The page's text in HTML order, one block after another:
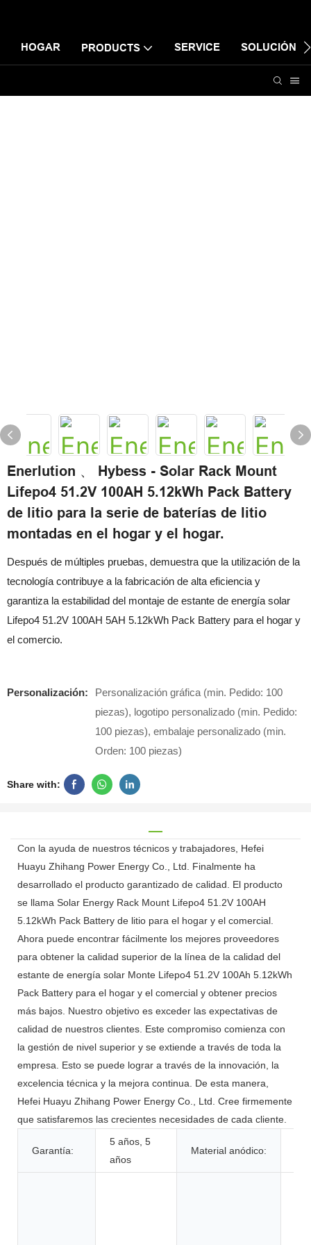
HOGAR PRODUCTS SERVICE SOLUCIÓN
Enerlution 、 Hybess - Solar Rack Mount
Lifepo4 51.2V 100AH ​​5.12kWh Pack Battery
de litio para la serie de baterías de litio
montadas en el hogar y el hogar.
Después de múltiples pruebas, demuestra que la utilización de la
tecnología contribuye a la fabricación de alta eficiencia y
garantiza la estabilidad del montaje de estante de energía solar
Lifepo4 51.2V 100AH ​​5AH 5.12kWh Pack Battery para el hogar y
el comercio.
Personalización:
Personalización gráfica (min. Pedido: 100
piezas), logotipo personalizado (min. Pedido:
100 piezas), embalaje personalizado (min.
Orden: 100 piezas)
Share with:
Con la ayuda de nuestros técnicos y trabajadores, Hefei
Huayu Zhihang Power Energy Co., Ltd. Finalmente ha
desarrollado el producto garantizado de calidad. El producto
se llama Solar Energy Rack Mount Lifepo4 51.2V 100AH ​​
5.12kWh Pack Battery de litio para el hogar y el comercial.
Ahora puede encontrar fácilmente los mejores proveedores
para obtener la calidad superior de la línea de la calidad del
estante de energía solar Monte Lifepo4 51.2V 100Ah 5.12kWh
Pack Battery para el hogar y el comercial y obtener precios
más bajos. Nuestro objetivo es exceder las expectativas de
calidad de nuestros clientes. Este compromiso comienza con
la gestión de nivel superior y se extiende a través de toda la
empresa. Esto se puede lograr a través de la innovación, la
excelencia técnica y la mejora continua. De esta manera,
Hefei Huayu Zhihang Power Energy Co., Ltd. Cree firmemente
que satisfaremos las crecientes necesidades de cada cliente.
Garantía:
5 años, 5
años
Material anódico: